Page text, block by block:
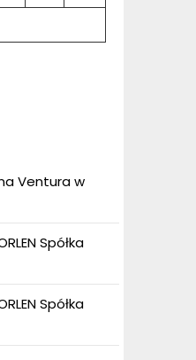
Ventura w
Spółka
Spółka